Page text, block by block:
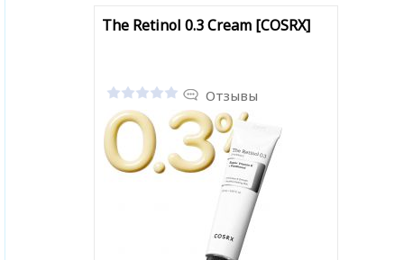
The Retinol 0.3 Cream [COSRX]
Отзывы